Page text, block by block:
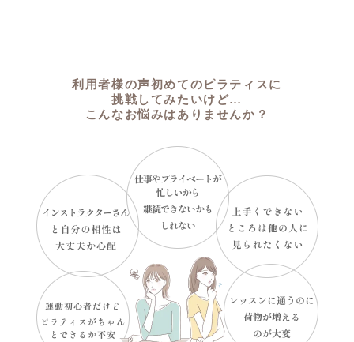
利用者様の声初めてのピラティスに
挑戦してみたいけど…
こんなお悩みはありませんか？